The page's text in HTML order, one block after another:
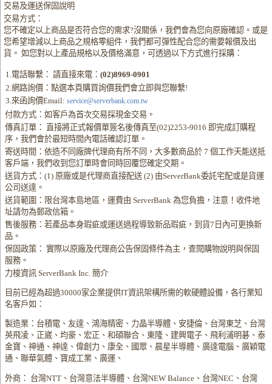
交易及運送保固說明
交易方式：
您不確定以上商品是否符合您的需求?沒關係，我們會為您向原廠確認。或是
您希望增減以上商品之規格零組件，我們都可彈性配合您的需要報價及出
貨。 如您對以上產品規格以及價格滿意，可透過以下方式進行採購：
1.電話聯繫： 請直接來電：(02)8969-0901
2.網路詢價：點選本頁購買詢價我們會立即與您聯繫!
3.來函詢價Email: service@serverbank.com.tw
付款方式：如客戶為首次交易採現金交易。
傳真訂單： 直接將正式報價單簽名後傳真至(02)2253-9016 即完成訂購程
序，我們會於最短時間內電話確認訂單。
寄送時間：依造不同廠牌代理商有所不同，大多數商品於 7 個工作天能送抵
客戶端，我們收到您訂單時會同時回覆您確定交期。
送貨方式：(1) 原廠或是代理商直接配送 (2) 由ServerBank委託宅配或是貨運
公司送達。
送貨範圍：限台灣本島地區，運費由 ServerBank 為您負擔，注意！收件地
址請勿為郵政信箱。
售後服務：若產品本身瑕疵或運送過程導致新品瑕疵，到貨7日內可更換新
品。
保固政策： 實際以原廠及代理商公告保固條件為主，查閱購物說明與保固
服務。
力梭資訊 ServerBank Inc. 簡介
目前已經為超過30000家企業提供IT資訊架構所需的軟硬體設備，各行業知
名客戶如：
製造業：台積電、友達、鴻海精密、力晶半導體、安捷倫、台灣東芝、台灣
英飛凌、正崴、均豪、宏正、和碩聯合、東隆、建興電子、飛利浦明碁、泰
金寶、神通、神達、偉創力、康全、國眾、晨星半導體、廣達電腦、廣穎電
通、聯華氣體、寶成工業、廣運、
外商： 台灣NTT、台灣意法半導體、台灣NEW Balance、台灣NEC、台灣